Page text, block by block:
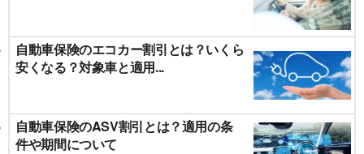
自動車保険のエコカー割引とは？いくら
安くなる？対象車と適用...
自動車保険のASV割引とは？適用の条
件や期間について